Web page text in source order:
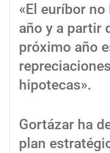
«El euríbor no
año y a partir
próximo año
hipotecas».
Gortázar ha
plan